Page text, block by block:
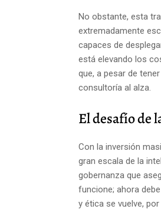
No obstante, esta
extremadamente
capaces de
está elevando los
que, a pesar de
consultoría al alza.
El desafío de
Con la inversión
gran escala de la
gobernanza que
funcione; ahora
y ética se vuelve,